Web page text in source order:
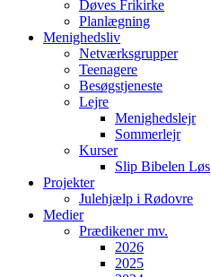
Døves Frikirke
Planlægning
Menighedsliv
Netværksgrupper
Teenagere
Besøgstjeneste
Lejre
Menighedslejr
Sommerlejr
Kurser
Slip Bibelen Løs
Projekter
Julehjælp i Rødovre
Medier
Prædikener mv.
2026
2025